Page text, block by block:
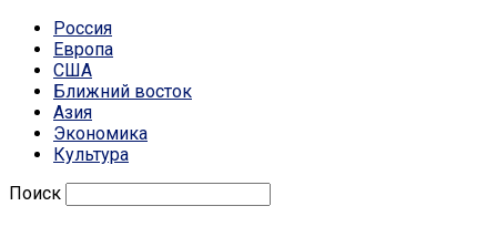
Россия
Европа
США
Ближний восток
Азия
Экономика
Культура
Поиск